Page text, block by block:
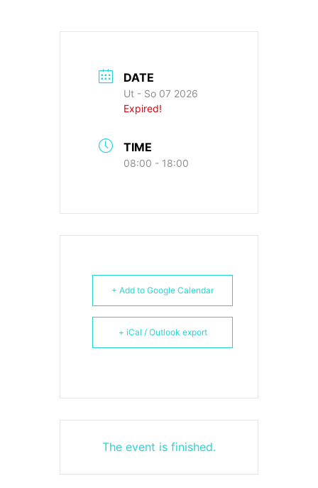
DATE
Ut - So 07 2026
Expired!
TIME
08:00 - 18:00
+ Add to Google Calendar
+ iCal / Outlook export
The event is finished.